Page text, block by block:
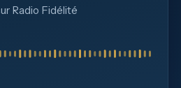
Radio Fidélité